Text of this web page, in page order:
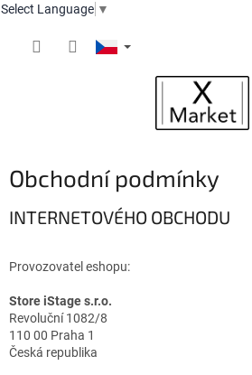
Select Language ▼
Obchodní podmínky
INTERNETOVÉHO OBCHODU
Provozovatel eshopu:
Store iStage s.r.o.
Revoluční 1082/8
110 00 Praha 1
Česká republika